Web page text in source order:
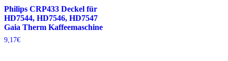
Philips CRP433 Deckel für
HD7544, HD7546, HD7547
Gaia Therm Kaffeemaschine
9,17€